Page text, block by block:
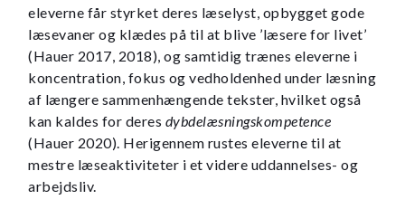
eleverne får styrket deres læselyst, opbygget gode
læsevaner og klædes på til at blive ’læsere for livet’
(Hauer 2017, 2018), og samtidig trænes eleverne i
koncentration, fokus og vedholdenhed under læsning
af længere sammenhængende tekster, hvilket også
kan kaldes for deres dybdelæsningskompetence
(Hauer 2020). Herigennem rustes eleverne til at
mestre læseaktiviteter i et videre uddannelses- og
arbejdsliv.